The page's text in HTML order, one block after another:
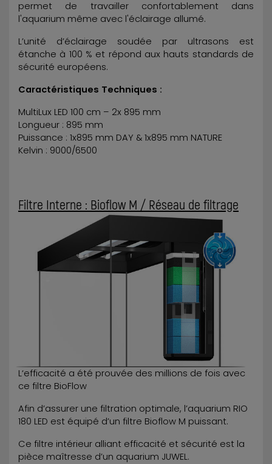
permet de travailler confortablement dans
l'aquarium même avec l'éclairage allumé.
L’unité d’éclairage soudée par ultrasons est
étanche à 100 % et répond aux hauts standards de
sécurité européens.
Caractéristiques Techniques :
MultiLux LED 100 cm – 2x 895 mm
Longueur : 895 mm
Puissance : 1x895 mm DAY & 1x895 mm NATURE
Kelvin : 9000/6500
Filtre Interne : Bioflow M / Réseau de filtrage
L‘efficacité a été prouvée des millions de fois avec
ce filtre BioFlow
Afin d’assurer une filtration optimale, l’aquarium RIO
180 LED est équipé d’un filtre Bioflow M puissant.
Ce filtre intérieur alliant efficacité et sécurité est la
pièce maîtresse d’un aquarium JUWEL.